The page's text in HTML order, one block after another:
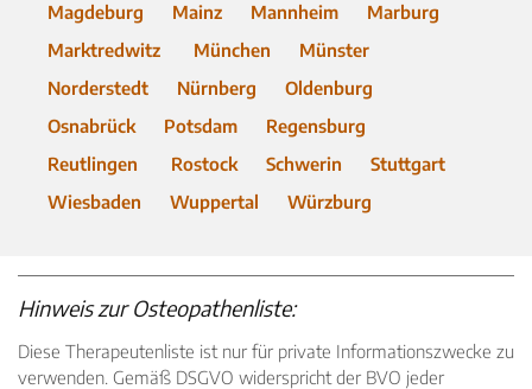
Magdeburg
Mainz Mannheim
Marburg
Marktredwitz
München
Münster
Norderstedt
Nürnberg
Oldenburg
Osnabrück
Potsdam
Regensburg
Reutlingen
Rostock Schwerin
Stuttgart
Wiesbaden
Wuppertal Würzburg
Hinweis zur Osteopathenliste:
Diese Therapeutenliste ist nur für private Informationszwecke zu
verwenden. Gemäß DSGVO widerspricht der BVO jeder